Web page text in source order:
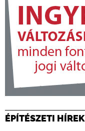
ÉPÍTÉSZETI HÍREK